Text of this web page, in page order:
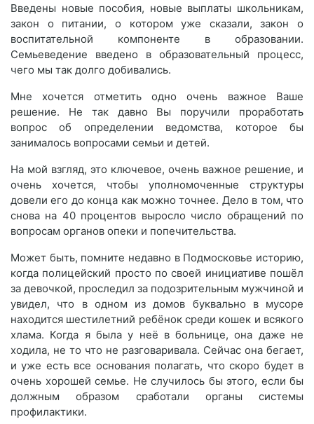
Введены новые пособия, новые выплаты школьникам,
закон о питании, о котором уже сказали, закон о
воспитательной компоненте в образовании.
Семьеведение введено в образовательный процесс,
чего мы так долго добивались.
Мне хочется отметить одно очень важное Ваше
решение. Не так давно Вы поручили проработать
вопрос об определении ведомства, которое бы
занималось вопросами семьи и детей.
На мой взгляд, это ключевое, очень важное решение, и
очень хочется, чтобы уполномоченные структуры
довели его до конца как можно точнее. Дело в том, что
снова на 40 процентов выросло число обращений по
вопросам органов опеки и попечительства.
Может быть, помните недавно в Подмосковье историю,
когда полицейский просто по своей инициативе пошёл
за девочкой, проследил за подозрительным мужчиной и
увидел, что в одном из домов буквально в мусоре
находится шестилетний ребёнок среди кошек и всякого
хлама. Когда я была у неё в больнице, она даже не
ходила, не то что не разговаривала. Сейчас она бегает,
и уже есть все основания полагать, что скоро будет в
очень хорошей семье. Не случилось бы этого, если бы
должным образом сработали органы системы
профилактики.